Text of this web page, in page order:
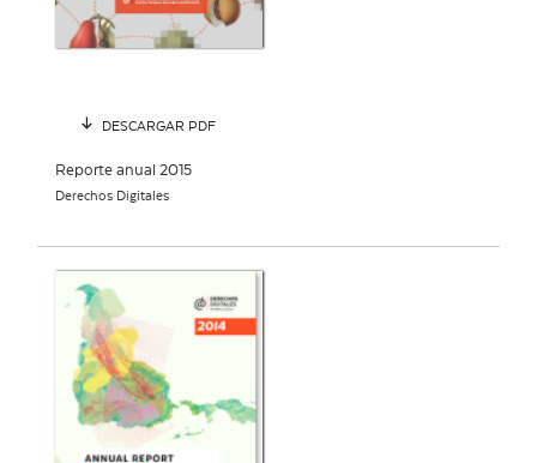
DESCARGAR PDF
Reporte anual 2015
Derechos Digitales